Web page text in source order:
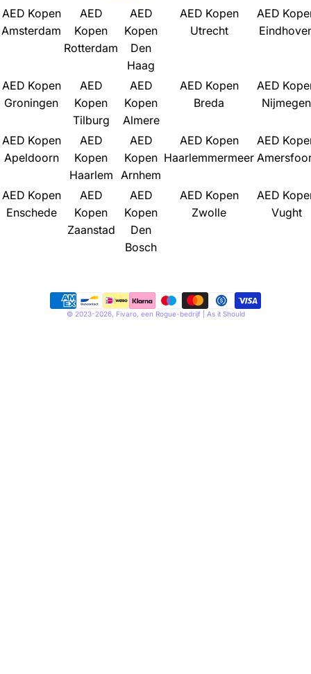
r
y
e
n
g
AED Kopen
Amsterdam
AED
Kopen
Rotterdam
AED
Kopen
Den
Haag
AED Kopen
Utrecht
AED
AED Kopen
Groningen
AED
Kopen
Tilburg
AED
Kopen
Almere
AED Kopen
Breda
AED
Nijmegen
AED Kopen
Apeldoorn
AED
Kopen
Haarlem
AED
Kopen
Arnhem
AED Kopen
Haarlemmermeer
AED
AED Kopen
Enschede
AED
Kopen
Zaanstad
AED
Kopen
Den
Bosch
AED Kopen
Zwolle
AED
Vught
Payment
© 2023-2026, Fivaro, een Rogue-bedrijf | As it Should